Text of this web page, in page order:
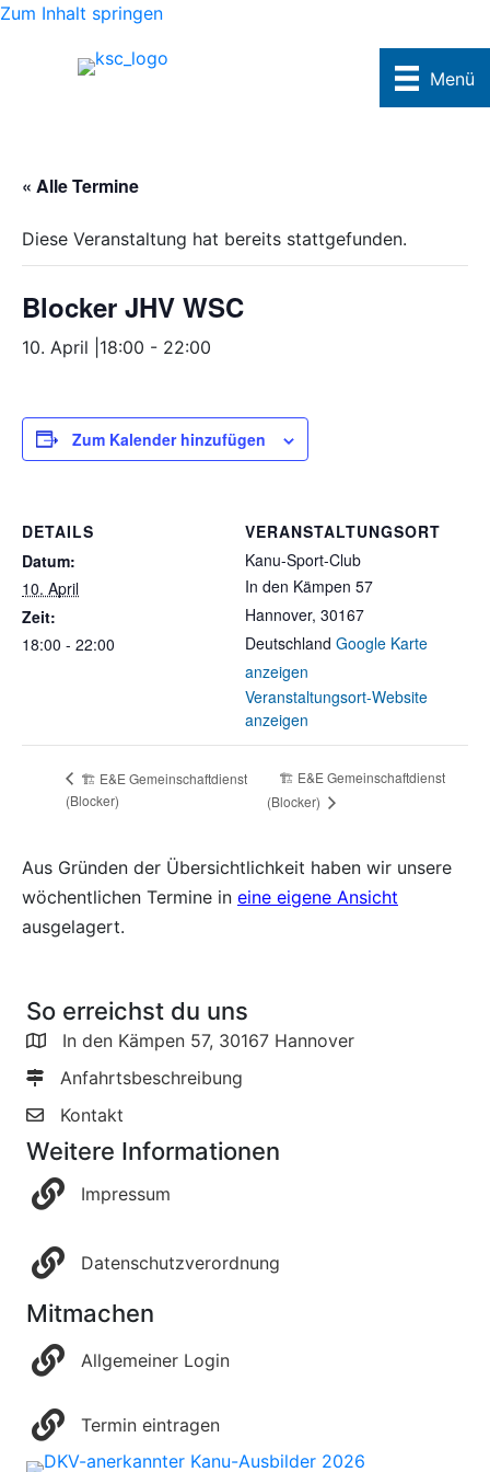
Zum Inhalt springen
Menü
« Alle Termine
Diese Veranstaltung hat bereits stattgefunden.
Blocker JHV WSC
10. April |18:00 - 22:00
Zum Kalender hinzufügen
DETAILS
Datum:
10. April
Zeit:
18:00 - 22:00
VERANSTALTUNGSORT
Kanu-Sport-Club
In den Kämpen 57
Hannover, 30167
Deutschland Google Karte
anzeigen
Veranstaltungsort-Website
anzeigen
🏗️ E&E Gemeinschaftdienst
(Blocker)
🏗️ E&E Gemeinschaftdienst
(Blocker)
Aus Gründen der Übersichtlichkeit haben wir unsere
wöchentlichen Termine in eine eigene Ansicht
ausgelagert.
So erreichst du uns
In den Kämpen 57, 30167 Hannover
Anfahrtsbeschreibung
Kontakt
Weitere Informationen
Impressum
Datenschutzverordnung
Mitmachen
Allgemeiner Login
Termin eintragen